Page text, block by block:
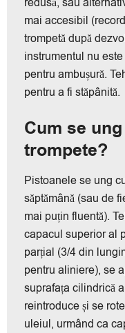
mai accesibil
trompetă după
instrumentul nu
pentru ambușură.
pentru a fi stăpânită.
Cum se
trompete?
Pistoanele se ung
săptămână (sau de
mai puțin fluentă).
capacul superior al
parțial (3/4 din
pentru aliniere), se
suprafața cilindrică
reintroduce și se
uleiul, urmând ca